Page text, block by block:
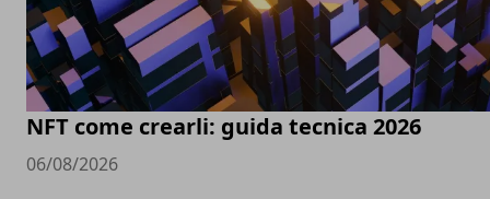
NFT come crearli: guida tecnica 2026
06/08/2026